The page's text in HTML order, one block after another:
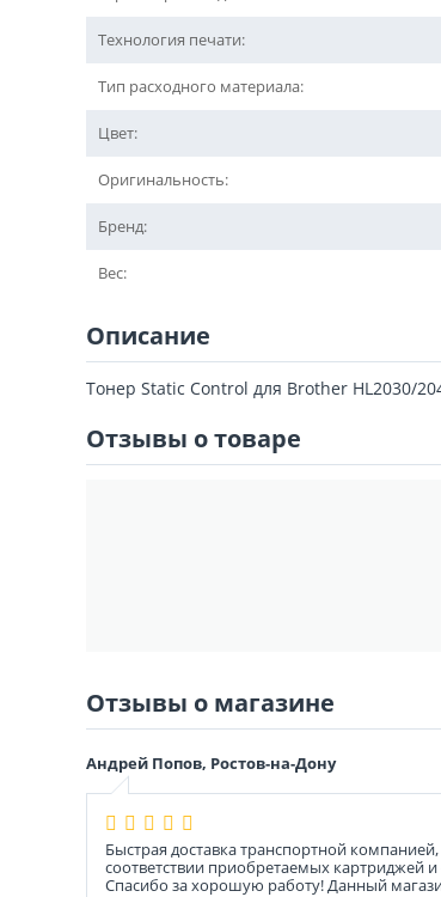
Технология печати:
Тип расходного материала:
Цвет:
Оригинальность:
Бренд:
Вес:
Описание
Тонер Static Control для Brother HL2030/
Отзывы о товаре
Отзывы о магазине
Андрей Попов, Ростов-на-Дону
Быстрая доставка транспортной
соответствии приобретаемых картриджей
Спасибо за хорошую работу! Данный